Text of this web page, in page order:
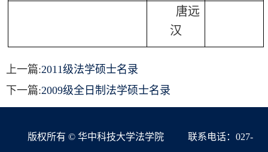
唐远
汉
上一篇:2011级法学硕士名录
下一篇:2009级全日制法学硕士名录
版权所有 © 华中科技大学法学院 联系电话：027-